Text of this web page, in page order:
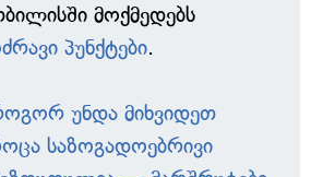
მოქმედებს
პუნქტები.
უნდა მიხვიდეთ
საზოგადოებრივი